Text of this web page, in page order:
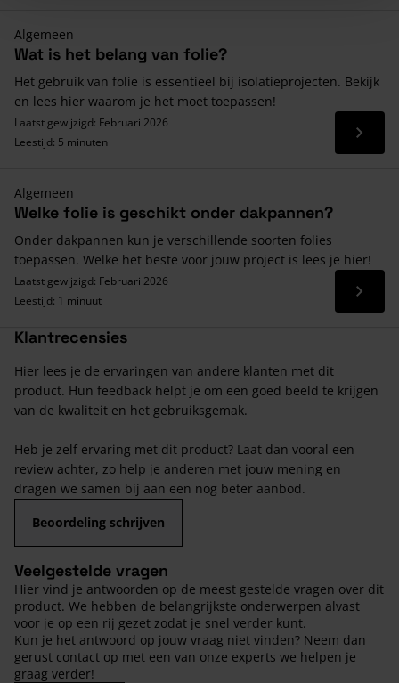
Algemeen
Wat is het belang van folie?
Het gebruik van folie is essentieel bij isolatieprojecten. Bekijk
en lees hier waarom je het moet toepassen!
Laatst gewijzigd: Februari 2026
Leestijd: 5 minuten
Lees
Algemeen
Welke folie is geschikt onder dakpannen?
Onder dakpannen kun je verschillende soorten folies
toepassen. Welke het beste voor jouw project is lees je hier!
Laatst gewijzigd: Februari 2026
Leestijd: 1 minuut
Lees
Klantrecensies
Hier lees je de ervaringen van andere klanten met dit
product. Hun feedback helpt je om een goed beeld te krijgen
van de kwaliteit en het gebruiksgemak.
Heb je zelf ervaring met dit product? Laat dan vooral een
review achter, zo help je anderen met jouw mening en
dragen we samen bij aan een nog beter aanbod.
Beoordeling schrijven
Veelgestelde vragen
Hier vind je antwoorden op de meest gestelde vragen over dit
product. We hebben de belangrijkste onderwerpen alvast
voor je op een rij gezet zodat je snel verder kunt.
Kun je het antwoord op jouw vraag niet vinden? Neem dan
gerust contact op met een van onze experts we helpen je
graag verder!